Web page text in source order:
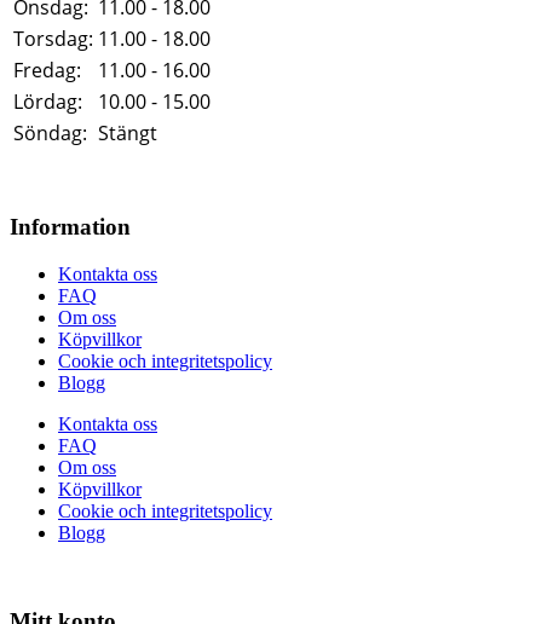
Onsdag: 11.00 - 18.00
Torsdag: 11.00 - 18.00
Fredag:
11.00 - 16.00
Lördag:
10.00 - 15.00
Söndag: Stängt
Information
Kontakta oss
FAQ
Om oss
Köpvillkor
Cookie och integritetspolicy
Blogg
Kontakta oss
FAQ
Om oss
Köpvillkor
Cookie och integritetspolicy
Blogg